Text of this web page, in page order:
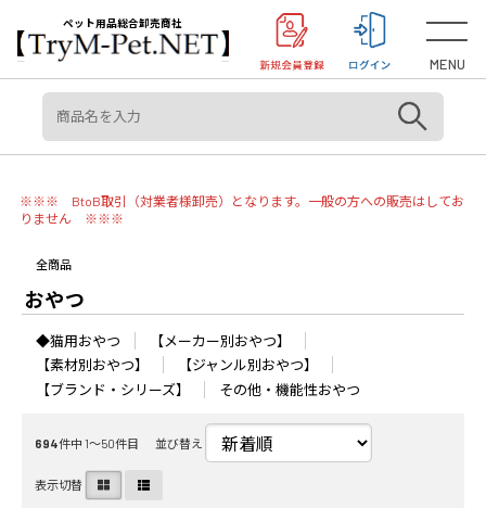
＜重要＞【オリジン】【アカナ】販売元変更のご案内
ペット用品総合卸売商社
MENU
※※※ BtoB取引（対業者様卸売）となります。一般の方への販売はしてお
りません ※※※
全商品
おやつ
◆猫用おやつ
【メーカー別おやつ】
【素材別おやつ】
【ジャンル別おやつ】
【ブランド・シリーズ】
その他・機能性おやつ
694件中 1〜50件目 並び替え
表示切替